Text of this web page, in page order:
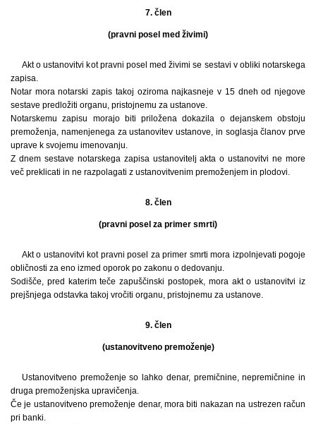
7. člen
(pravni posel med živimi)
Akt o ustanovitvi kot pravni posel med živimi se sestavi v obliki notarskega
zapisa.
Notar mora notarski zapis takoj oziroma najkasneje v 15 dneh od njegove
sestave predložiti organu, pristojnemu za ustanove.
Notarskemu zapisu morajo biti priložena dokazila o dejanskem obstoju
premoženja, namenjenega za ustanovitev ustanove, in soglasja članov prve
uprave k svojemu imenovanju.
Z dnem sestave notarskega zapisa ustanovitelj akta o ustanovitvi ne more
več preklicati in ne razpolagati z ustanovitvenim premoženjem in plodovi.
8. člen
(pravni posel za primer smrti)
Akt o ustanovitvi kot pravni posel za primer smrti mora izpolnjevati pogoje
obličnosti za eno izmed oporok po zakonu o dedovanju.
Sodišče, pred katerim teče zapuščinski postopek, mora akt o ustanovitvi iz
prejšnjega odstavka takoj vročiti organu, pristojnemu za ustanove.
9. člen
(ustanovitveno premoženje)
Ustanovitveno premoženje so lahko denar, premičnine, nepremičnine in
druga premoženjska upravičenja.
Če je ustanovitveno premoženje denar, mora biti nakazan na ustrezen račun
pri banki.